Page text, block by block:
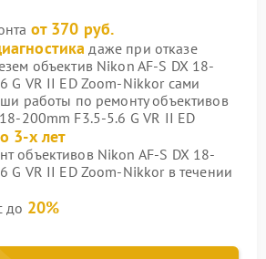
от 370 руб.
даже при отказе
объектив Nikon AF-S DX 18-
G VR II ED Zoom-Nikkor сами
работы по ремонту объективов
200mm F3.5-5.6 G VR II ED
3-х лет
объективов Nikon AF-S DX 18-
G VR II ED Zoom-Nikkor в течении
до 20%